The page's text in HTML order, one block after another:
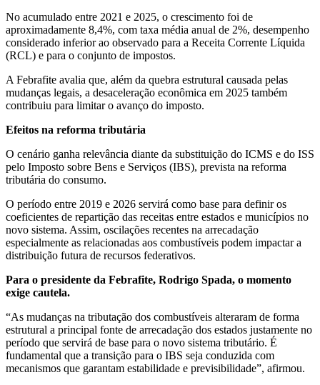
No acumulado entre 2021 e 2025, o crescimento foi de
aproximadamente 8,4%, com taxa média anual de 2%, desempenho
considerado inferior ao observado para a Receita Corrente Líquida
(RCL) e para o conjunto de impostos.
A Febrafite avalia que, além da quebra estrutural causada pelas
mudanças legais, a desaceleração econômica em 2025 também
contribuiu para limitar o avanço do imposto.
Efeitos na reforma tributária
O cenário ganha relevância diante da substituição do ICMS e do ISS
pelo Imposto sobre Bens e Serviços (IBS), prevista na reforma
tributária do consumo.
O período entre 2019 e 2026 servirá como base para definir os
coeficientes de repartição das receitas entre estados e municípios no
novo sistema. Assim, oscilações recentes na arrecadação
especialmente as relacionadas aos combustíveis podem impactar a
distribuição futura de recursos federativos.
Para o presidente da Febrafite, Rodrigo Spada, o momento
exige cautela.
“As mudanças na tributação dos combustíveis alteraram de forma
estrutural a principal fonte de arrecadação dos estados justamente no
período que servirá de base para o novo sistema tributário. É
fundamental que a transição para o IBS seja conduzida com
mecanismos que garantam estabilidade e previsibilidade”, afirmou.